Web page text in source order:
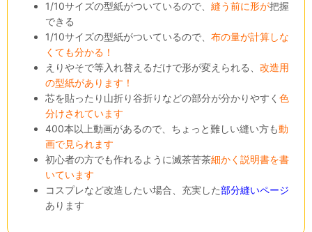
1/10サイズの型紙がついているので、縫う前に形が把握
できる
1/10サイズの型紙がついているので、布の量が計算しな
くても分かる！
えりやそで等入れ替えるだけで形が変えられる、改造用
の型紙があります！
芯を貼ったり山折り谷折りなどの部分が分かりやすく色
分けされています
400本以上動画があるので、ちょっと難しい縫い方も動
画で見られます
初心者の方でも作れるように滅茶苦茶細かく説明書を書
いています
コスプレなど改造したい場合、充実した部分縫いページ
あります